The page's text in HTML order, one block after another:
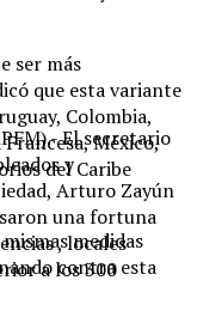
ser más
que esta variante
Colombia,
México,
del Caribe
medidas
contra esta
El secretario
y
Arturo Zayún
una fortuna
, locales
a los 300